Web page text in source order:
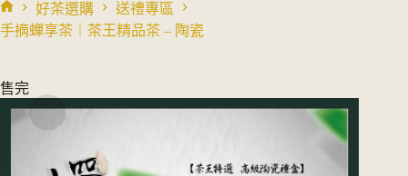
首
好茶選購
送禮專區
手摘蟬享茶｜茶王精品茶 – 陶瓷
售完